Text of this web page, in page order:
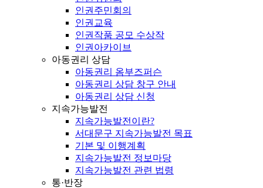
인권주민회의
인권교육
인권작품 공모 수상작
인권아카이브
아동권리 상담
아동권리 옴부즈퍼슨
아동권리 상담 창구 안내
아동권리 상담 신청
지속가능발전
지속가능발전이란?
서대문구 지속가능발전 목표
기본 및 이행계획
지속가능발전 정보마당
지속가능발전 관련 법령
통·반장